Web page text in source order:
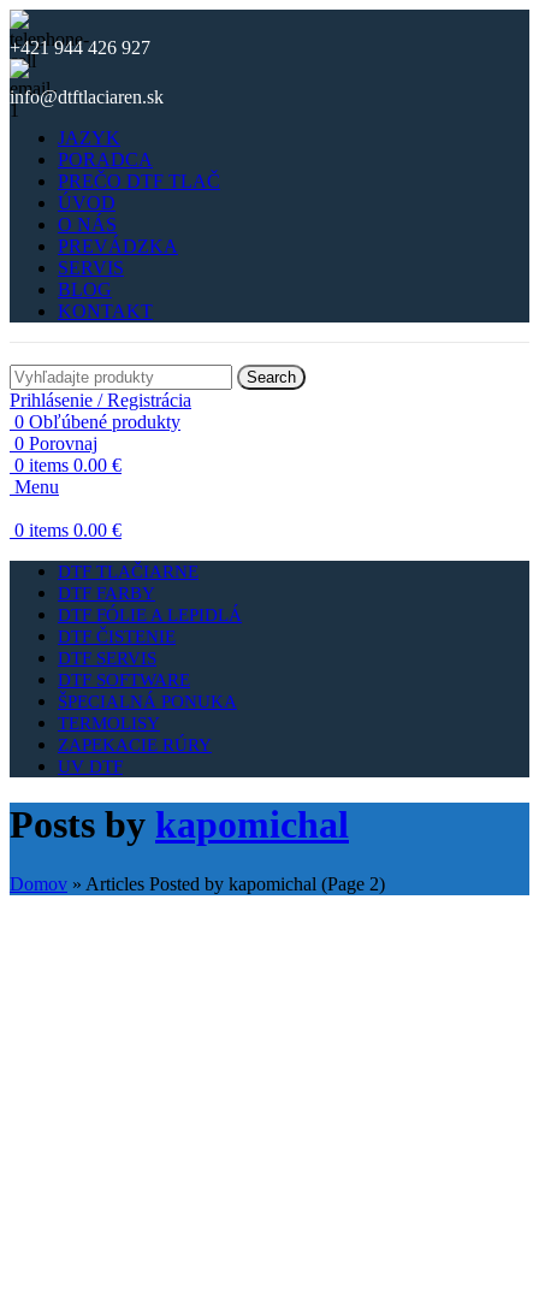
+421 944 426 927
info@dtftlaciaren.sk
JAZYK
PORADCA
PREČO DTF TLAČ
ÚVOD
O NÁS
PREVÁDZKA
SERVIS
BLOG
KONTAKT
Search
Prihlásenie / Registrácia
0 Obľúbené produkty
0 Porovnaj
0 items 0.00 €
Menu
0 items 0.00 €
DTF TLAČIARNE
DTF FARBY
DTF FÓLIE A LEPIDLÁ
DTF ČISTENIE
DTF SERVIS
DTF SOFTWARE
ŠPECIALNÁ PONUKA
TERMOLISY
ZAPEKACIE RÚRY
UV DTF
Posts by kapomichal
Domov » Articles Posted by kapomichal (Page 2)